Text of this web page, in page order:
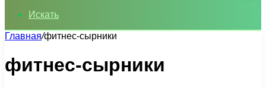
Искать
Главная/фитнес-сырники
фитнес-сырники